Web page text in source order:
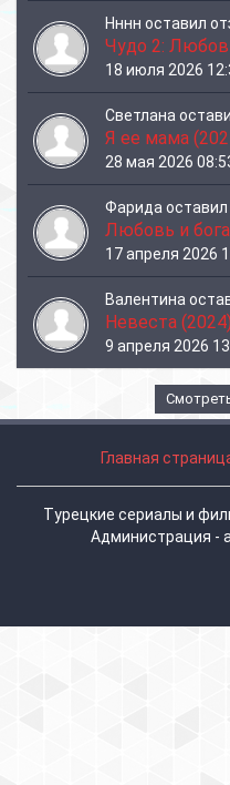
Нннн оставил
Чудо 2:
18 июля 2026
Светлана
Я ее мама
28 мая 2026
Фаридаоставил
Любовь и
17 апреля 2026
Валентина
Невеста (2024)
9 апреля 2026
Главная
Турецкие сериалы и
Администрация -